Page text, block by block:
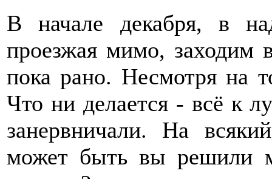
В начале декабря, в
проезжая мимо, заходим
пока рано. Несмотря на
Что ни делается - всё к
занервничали. На
может быть вы решили